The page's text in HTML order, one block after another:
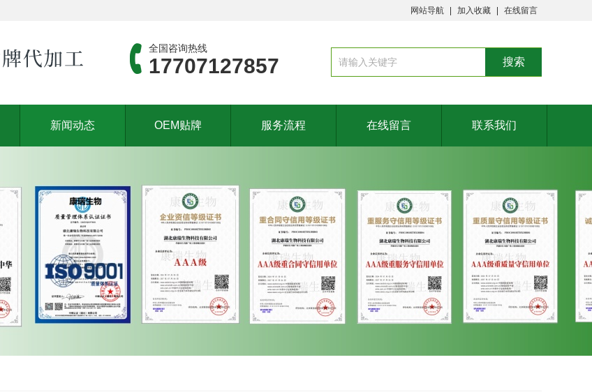
网站导航 加入收藏 在线留言
全国咨询热线
17707127857
新闻动态 OEM贴牌 服务流程 在线留言 联系我们